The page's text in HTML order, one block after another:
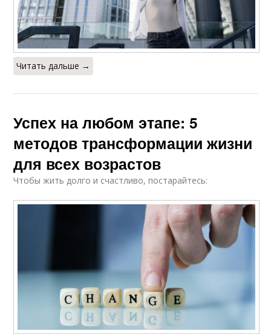
Читать дальше →
Успех на любом этапе: 5
методов трансформации жизни
для всех возрастов
Чтобы жить долго и счастливо, постарайтесь: